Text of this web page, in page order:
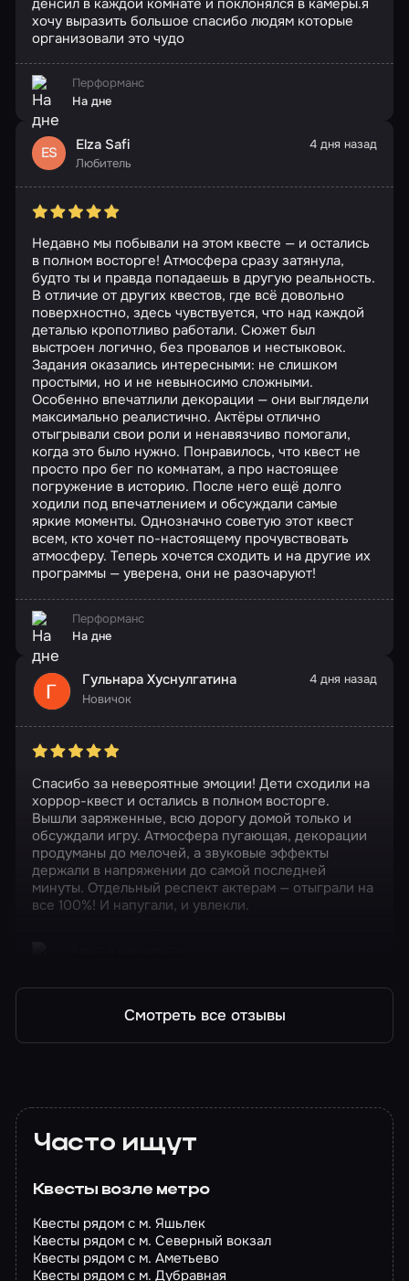
хочу выразить большое спасибо людям которые
организовали это чудо
Перформанс
На дне
ES Elza Safi
Любитель
4 дня назад
Недавно мы побывали на этом квесте — и остались
в полном восторге! Атмосфера сразу затянула,
будто ты и правда попадаешь в другую реальность.
В отличие от других квестов, где всё довольно
поверхностно, здесь чувствуется, что над каждой
деталью кропотливо работали. Сюжет был
выстроен логично, без провалов и нестыковок.
Задания оказались интересными: не слишком
простыми, но и не невыносимо сложными.
Особенно впечатлили декорации — они выглядели
максимально реалистично. Актёры отлично
отыгрывали свои роли и ненавязчиво помогали,
когда это было нужно. Понравилось, что квест не
просто про бег по комнатам, а про настоящее
погружение в историю. После него ещё долго
ходили под впечатлением и обсуждали самые
яркие моменты. Однозначно советую этот квест
всем, кто хочет по-настоящему прочувствовать
атмосферу. Теперь хочется сходить и на другие их
программы — уверена, они не разочаруют!
Перформанс
На дне
Гульнара Хуснулгатина
Новичок
4 дня назад
Спасибо за невероятные эмоции! Дети сходили на
хоррор-квест и остались в полном восторге.
Вышли заряженные, всю дорогу домой только и
обсуждали игру. Атмосфера пугающая, декорации
продуманы до мелочей, а звуковые эффекты
держали в напряжении до самой последней
минуты. Отдельный респект актерам — отыграли на
все 100%! И напугали, и увлекли.
Смотреть все отзывы
Часто ищут
Квесты возле метро
Квесты рядом с м. Яшьлек
Квесты рядом с м. Северный вокзал
Квесты рядом с м. Аметьево
Квесты рядом с м. Дубравная